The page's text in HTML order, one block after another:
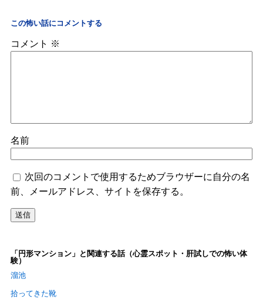
この怖い話にコメントする
コメント ※
名前
次回のコメントで使用するためブラウザーに自分の名
前、メールアドレス、サイトを保存する。
「円形マンション」と関連する話（心霊スポット・肝試しでの怖い体
験）
溜池
拾ってきた靴